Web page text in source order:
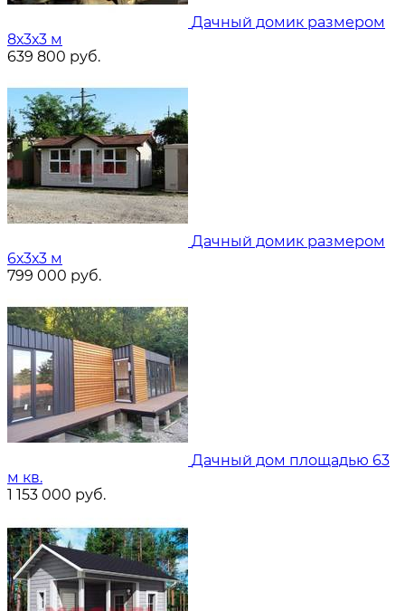
Дачный домик размером
8х3х3 м
639 800 руб.
Дачный домик размером
6х3х3 м
799 000 руб.
Дачный дом площадью 63
м кв.
1 153 000 руб.